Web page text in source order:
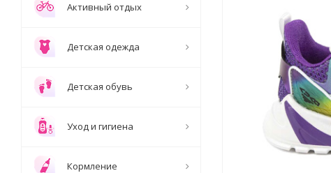
Активный отдых
Детская одежда
Детская обувь
Уход и гигиена
Кормление